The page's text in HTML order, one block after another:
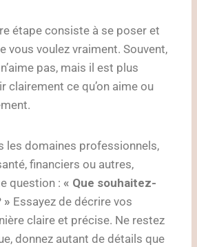
étape consiste à se poser et
vous voulez vraiment. Souvent,
pas, mais il est plus
clairement ce qu’on aime ou
les domaines professionnels,
financiers ou autres,
question : « Que souhaitez-
» Essayez de décrire vos
claire et précise. Ne restez
donnez autant de détails que